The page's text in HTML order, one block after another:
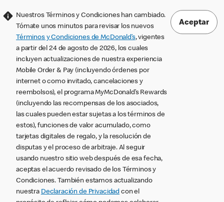
Nuestros Términos y Condiciones han cambiado.
Tómate unos minutos para revisar los nuevos
Términos y Condiciones de McDonald’s, vigentes
a partir del 24 de agosto de 2026, los cuales
incluyen actualizaciones de nuestra experiencia
Mobile Order & Pay (incluyendo órdenes por
internet o como invitado, cancelaciones y
reembolsos), el programa MyMcDonald’s Rewards
(incluyendo las recompensas de los asociados,
las cuales pueden estar sujetas a los términos de
estos), funciones de valor acumulado, como
tarjetas digitales de regalo, y la resolución de
disputas y el proceso de arbitraje. Al seguir
usando nuestro sitio web después de esa fecha,
aceptas el acuerdo revisado de los Términos y
Condiciones. También estamos actualizando
nuestra Declaración de Privacidad con el
Aceptar